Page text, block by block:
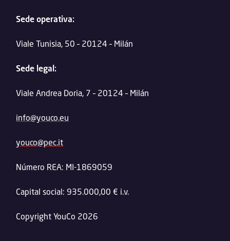
Sede operativa:
Viale Tunisia, 50 – 20124 – Milán
Sede legal:
Viale Andrea Doria, 7 – 20124 – Milán
info@youco.eu
youco@pec.it
Número REA: MI-1869059
Capital social: 935.000,00 € i.v.
Copyright YouCo 2026